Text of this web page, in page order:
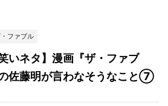
ファブル
笑いネタ】漫画『ザ・ファブ
佐藤明が言わなそうなこと⑦